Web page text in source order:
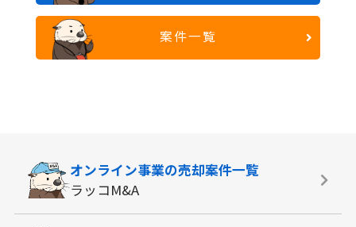
案件一覧
オンライン事業の売却案件一覧
ラッコM&A